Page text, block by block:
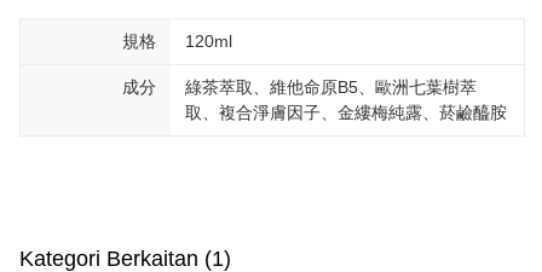
規格 120ml
成分
綠茶萃取、維他命原B5、歐洲七葉樹萃
取、複合淨膚因子、金縷梅純露、菸鹼醯胺
Kategori Berkaitan (1)